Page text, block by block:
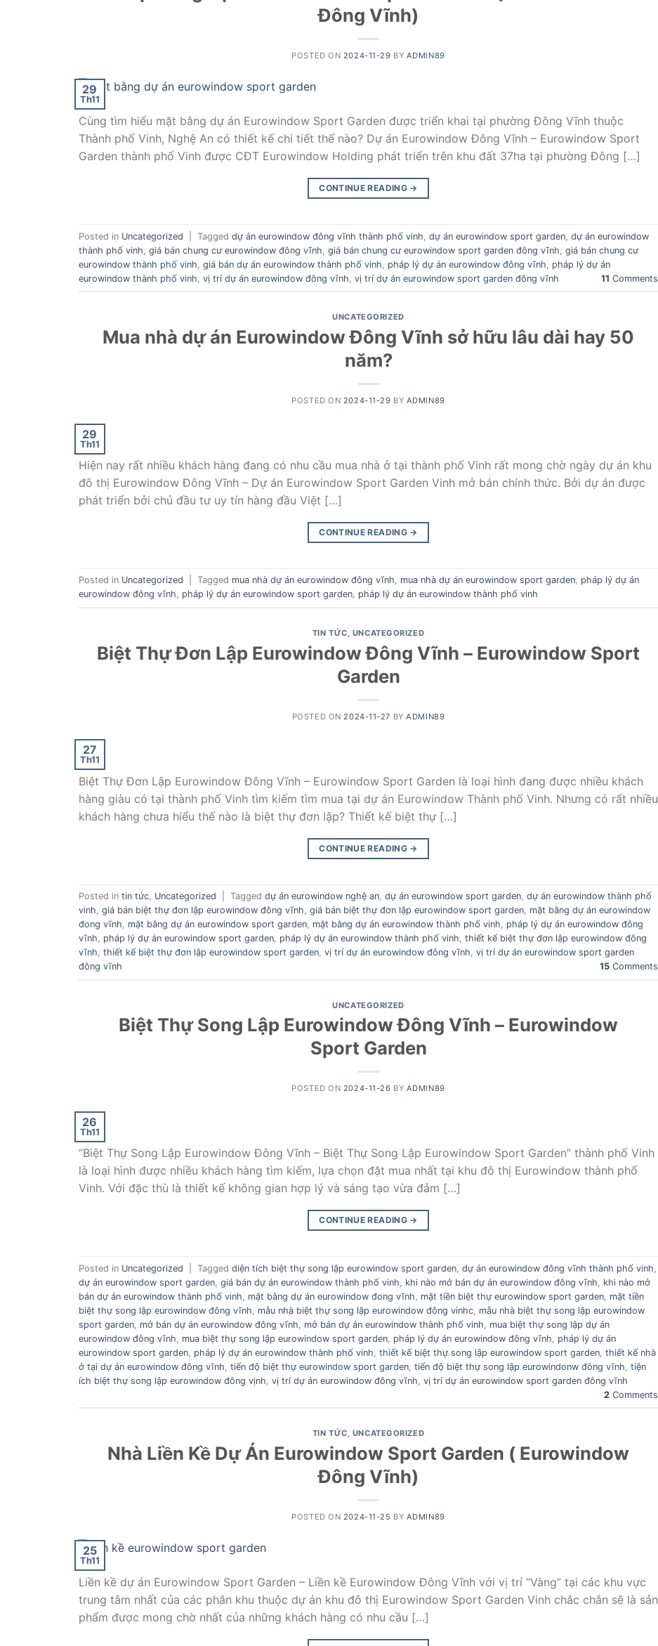
Đông Vĩnh)
POSTED ON 2024-11-29 BY ADMIN89
29
Th11
Cùng tìm hiểu mặt bằng dự án Eurowindow Sport Garden được triển khai tại phường Đông Vĩnh thuộc
Thành phố Vinh, Nghệ An có thiết kế chi tiết thế nào? Dự án Eurowindow Đông Vĩnh – Eurowindow Sport
Garden thành phố Vinh được CĐT Eurowindow Holding phát triển trên khu đất 37ha tại phường Đông […]
CONTINUE READING →
Posted in Uncategorized Tagged dự án eurowindow đông vĩnh thành phố vinh dự án eurowindow sport garden dự án eurowindow
thành phố vinh giá bán chung cư eurowindow đông vĩnh giá bán chung cư eurowindow sport garden đông vĩnh giá bán chung cư
eurowindow thành phố vinh giá bán dự án eurowindow thành phố vinh pháp lý dự án eurowindow đông vĩnh
pháp lý dự án
eurowindow thành phố vinh vị trí dự án eurowindow đông vĩnh vị trí dự án eurowindow sport garden đông vĩnh 11 Comments
UNCATEGORIZED
Mua nhà dự án Eurowindow Đông Vĩnh sở hữu lâu dài hay 50
năm?
POSTED ON 2024-11-29 BY ADMIN89
29
Th11
Hiện nay rất nhiều khách hàng đang có nhu cầu mua nhà ở tại thành phố Vinh rất mong chờ ngày dự án khu
đô thị Eurowindow Đông Vĩnh – Dự án Eurowindow Sport Garden Vinh mở bán chính thức. Bởi dự án được
phát triển bởi chủ đầu tư uy tín hàng đầu Việt […]
CONTINUE READING →
Posted in Uncategorized Tagged mua nhà dự án eurowindow đông vĩnh, mua nhà dự án eurowindow sport garden, pháp lý dự án
eurowindow đông vĩnh, pháp lý dự án eurowindow sport garden, pháp lý dự án eurowindow thành phố vinh
TIN TỨC, UNCATEGORIZED
Biệt Thự Đơn Lập Eurowindow Đông Vĩnh – Eurowindow Sport
Garden
POSTED ON 2024-11-27 BYADMIN89
27
Th11
Biệt Thự Đơn Lập Eurowindow Đông Vĩnh – Eurowindow Sport Garden là loại hình đang được nhiều khách
hàng giàu có tại thành phố Vinh tìm kiếm tìm mua tại dự án Eurowindow Thành phố Vinh. Nhưng có rất nhiều
khách hàng chưa hiểu thế nào là biệt thự đơn lập? Thiết kế biệt thự […]
CONTINUE READING →
Posted in tin tức, Uncategorized Tagged dự án eurowindow nghệ an, dự án eurowindow sport garden, dự án eurowindow thành phố
vinh, giá bán biệt thự đơn lập eurowindow đông vĩnh, giá bán biệt thự đơn lập eurowindow sport garden, mặt bằng dự án eurowindow
đong vĩnh, mặt bằng dự án eurowindow sport garden, mặt bằng dự án eurowindow thành phố vinh, pháp lý dự án eurowindow đông
vĩnh, pháp lý dự án eurowindow sport garden, pháp lý dự án eurowindow thành phố vinh, thiết kế biệt thự đơn lập eurowindow đông
vĩnh, thiết kế biệt thự đơn lập eurowindow sport garden, vị trí dự án eurowindow đông vĩnh, vị trí dự án eurowindow sport garden
đông vĩnh
15 Comments
UNCATEGORIZED
Biệt Thự Song Lập Eurowindow Đông Vĩnh – Eurowindow
Sport Garden
POSTED ON 2024-11-26 BY ADMIN89
26
Th11
“Biệt Thự Song Lập Eurowindow Đông Vĩnh – Biệt Thự Song Lập Eurowindow Sport Garden” thành phố Vinh
là loại hình được nhiều khách hàng tìm kiếm, lựa chọn đặt mua nhất tại khu đô thị Eurowindow thành phố
Vinh. Với đặc thù là thiết kế không gian hợp lý và sáng tạo vừa đảm […]
CONTINUE READING →
Posted in Uncategorized Tagged diện tích biệt thự song lập eurowindow sport garden dự án eurowindow đông vĩnh thành phố vinh
dự án eurowindow sport garden giá bán dự án eurowindow thành phố vinh khi nào mở bán dự án eurowindow đông vĩnh
khi nào mở
bán dự án eurowindow thành phố vinh
mặt bằng dự án eurowindow đong vĩnh mặt tiền biệt thự eurowindow sport garden mặt tiền
biệt thự song lập eurowindow đông vĩnh
mẫu nhà biệt thự song lập eurowindow đông vinhc mẫu nhà biệt thự song lập eurowindow
sport garden mở bán dự án eurowindow đông vĩnh mở bán dự án eurowindow thành phố vinh
mua biệt thự song lập dự án
eurowindow đông vĩnh
mua biệt thự song lập eurowindow sport garden pháp lý dự án eurowindow đông vĩnh
pháp lý dự án
eurowindow sport garden pháp lý dự án eurowindow thành phố vinh thiết kế biệt thự song lập eurowindow sport garden thiết kế nhà
ở tại dự án eurowindow đông vĩnh tiến độ biệt thự eurowindow sport garden tiến độ biệt thự song lập eurowindonw đông vĩnh tiện
ích biệt thự song lập eurowindow đông vịnh vị trí dự án eurowindow đông vĩnh vị trí dự án eurowindow sport garden đông vĩnh
2 Comments
TIN TỨC, UNCATEGORIZED
Nhà Liền Kề Dự Án Eurowindow Sport Garden ( Eurowindow
Đông Vĩnh)
POSTED ON 2024-11-25 BY ADMIN89
25
Th11
Liền kề dự án Eurowindow Sport Garden – Liền kề Eurowindow Đông Vĩnh với vị trí “Vàng” tại các khu vực
trung tâm nhất của các phân khu thuộc dự án khu đô thị Eurowindow Sport Garden Vinh chắc chắn sẽ là sản
phẩm được mong chờ nhất của những khách hàng có nhu cầu […]